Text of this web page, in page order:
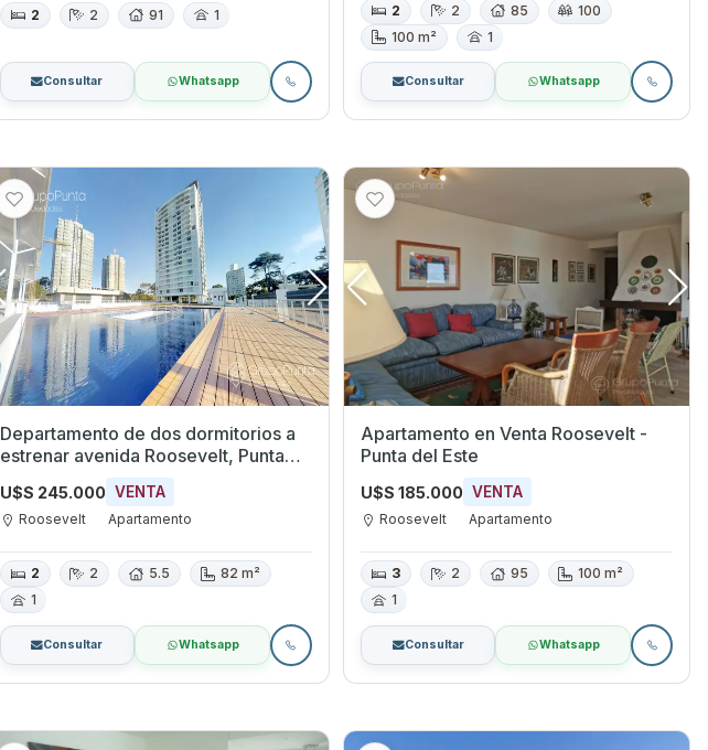
2 2 91 1
Consultar Whatsapp
2 2 85
100
100 m²
1
Consultar Whatsapp
Departamento de dos dormitorios a
estrenar avenida Roosevelt, Punta
del este Cantegril
U$S 245.000 VENTA
Roosevelt Apartamento
2 2 5.5
82 m²
1
Consultar Whatsapp
Apartamento en Venta Roosevelt -
Punta del Este
U$S 185.000 VENTA
Roosevelt Apartamento
3 2 95
100 m²
1
Consultar Whatsapp